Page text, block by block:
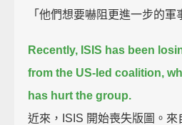
「他們想要嚇阻更進一步的軍
Recently, ISIS has been
from the US-led coalition,
has hurt the group.
近來，ISIS 開始喪失版圖。來